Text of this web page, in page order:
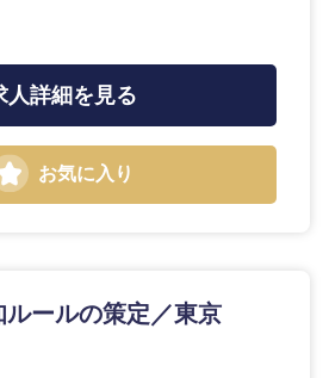
選択する
人詳細を見る
お気に入り
ルールの策定／東京